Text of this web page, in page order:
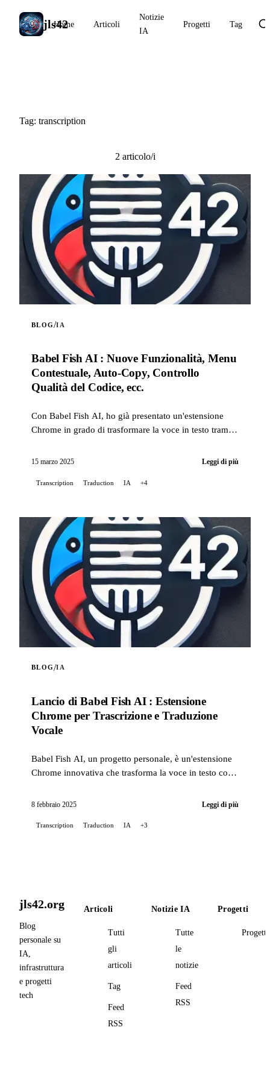
jls42
Home Articoli
Notizie
IA
Progetti Tag
Tag: transcription
2 articolo/i
BLOG/IA
Babel Fish AI : Nuove Funzionalità, Menu
Contestuale, Auto-Copy, Controllo
Qualità del Codice, ecc.
Con Babel Fish AI, ho già presentato un'estensione
Chrome in grado di trasformare la voce in testo tramite
15 marzo 2025 Leggi di più
Transcription Traduction IA +4
BLOG/IA
Lancio di Babel Fish AI : Estensione
Chrome per Trascrizione e Traduzione
Vocale
Babel Fish AI, un progetto personale, è un'estensione
Chrome innovativa che trasforma la voce in testo con
di traduzione automatica...
8 febbraio 2025 Leggi di più
Transcription Traduction IA +3
jls42.org
Blog
personale su
IA,
infrastruttura
e progetti
tech
Articoli
Tutti
gli
articoli
Tag
Feed
RSS
Notizie IA
Tutte
le
notizie
Feed
RSS
Progetti
Progetti